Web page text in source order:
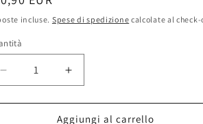
incluse. Spese di spedizione calcolate al check-
Diminuisci
quantità
per
Aumenta
quantità
per
Spray
Aggiungi al carrello